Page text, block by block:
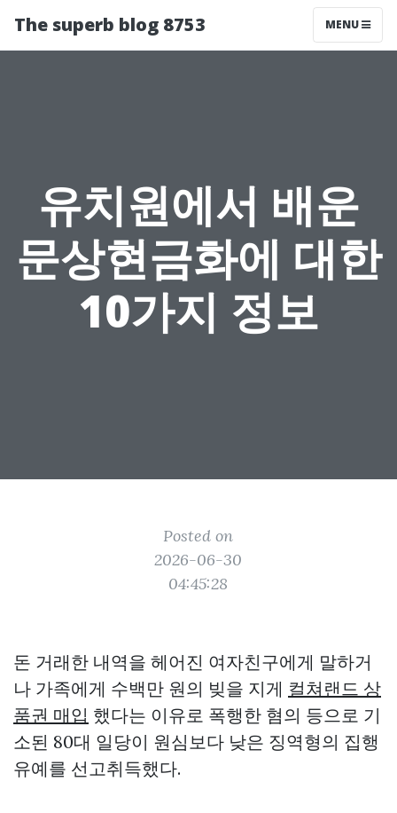
The superb blog 8753 MENU
유치원에서 배운
문상현금화에 대한
10가지 정보
Posted on
2026-06-30
04:45:28
돈 거래한 내역을 헤어진 여자친구에게 말하거
나 가족에게 수백만 원의 빚을 지게 컬쳐랜드 상
품권 매입 했다는 이유로 폭행한 혐의 등으로 기
소된 80대 일당이 원심보다 낮은 징역형의 집행
유예를 선고취득했다.